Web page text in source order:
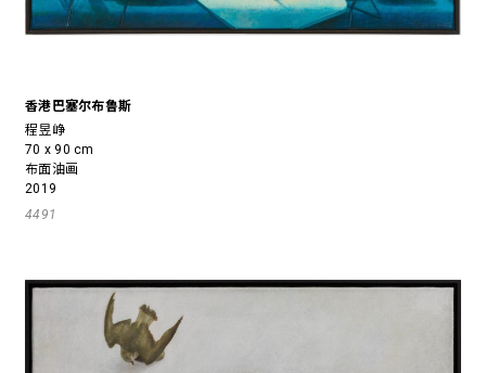
香港巴塞尔布鲁斯
程昱峥
70 x 90 cm
布面油画
2019
4491